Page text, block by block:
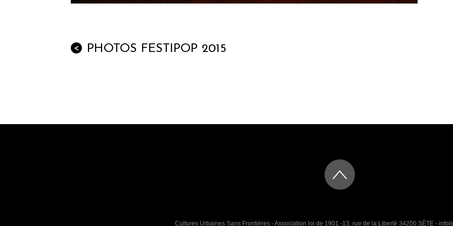
< PHOTOS FESTIPOP 2015
Cultures Urbaines Sans Frontières - Association loi de 1901 -13, rue de la Liberté 34200 SÈTE -